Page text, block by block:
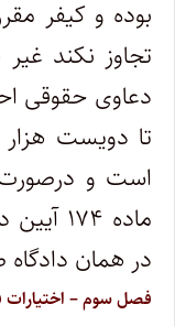
بوده و کیفر
تجاوز نکند
دعاوی حقوقی
تا دویست
است و
ماده
در همان
‌فصل سوم – اختیارات